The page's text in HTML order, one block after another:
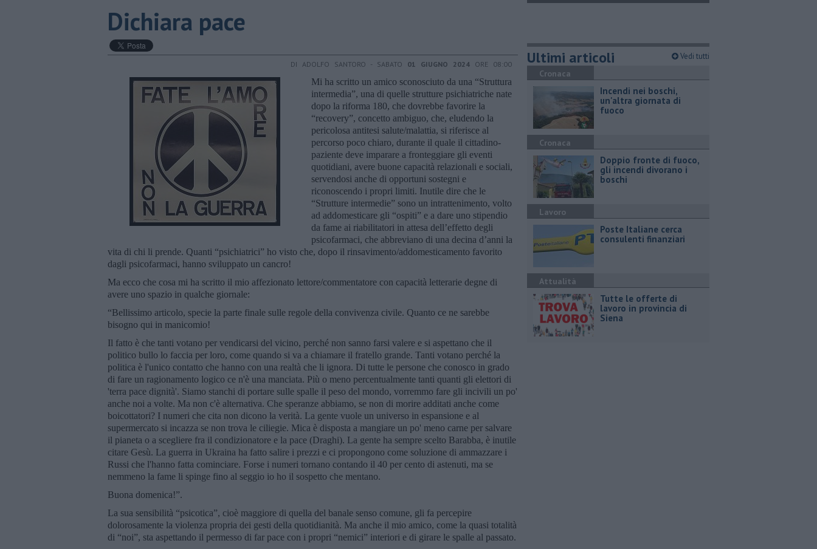
​Dichiara pace
DI ADOLFO SANTORO - SABATO 01 GIUGNO 2024 ORE 08:00
Mi ha scritto un amico sconosciuto da una “Struttura
intermedia”, una di quelle strutture psichiatriche nate
dopo la riforma 180, che dovrebbe favorire la
“recovery”, concetto ambiguo, che, eludendo la
pericolosa antitesi salute/malattia, si riferisce al
percorso poco chiaro, durante il quale il cittadino-
paziente deve imparare a fronteggiare gli eventi
quotidiani, avere buone capacità relazionali e sociali,
servendosi anche di opportuni sostegni e
riconoscendo i propri limiti. Inutile dire che le
“Strutture intermedie” sono un intrattenimento, volto
ad addomesticare gli “ospiti” e a dare uno stipendio
da fame ai riabilitatori in attesa dell’effetto degli
psicofarmaci, che abbreviano di una decina d’anni la
vita di chi li prende. Quanti “psichiatrici” ho visto che, dopo il rinsavimento/addomesticamento favorito
dagli psicofarmaci, hanno sviluppato un cancro!
Ma ecco che cosa mi ha scritto il mio affezionato lettore/commentatore con capacità letterarie degne di
avere uno spazio in qualche giornale:
“Bellissimo articolo, specie la parte finale sulle regole della convivenza civile. Quanto ce ne sarebbe
bisogno qui in manicomio!
Il fatto è che tanti votano per vendicarsi del vicino, perché non sanno farsi valere e si aspettano che il
politico bullo lo faccia per loro, come quando si va a chiamare il fratello grande. Tanti votano perché la
politica è l'unico contatto che hanno con una realtà che li ignora. Di tutte le persone che conosco in grado
di fare un ragionamento logico ce n'è una manciata. Più o meno percentualmente tanti quanti gli elettori di
'terra pace dignità'. Siamo stanchi di portare sulle spalle il peso del mondo, vorremmo fare gli incivili un po'
anche noi a volte. Ma non c'è alternativa. Che speranze abbiamo, se non di morire additati anche come
boicottatori? I numeri che cita non dicono la verità. La gente vuole un universo in espansione e al
supermercato si incazza se non trova le ciliegie. Mica è disposta a mangiare un po' meno carne per salvare
il pianeta o a scegliere fra il condizionatore e la pace (Draghi). La gente ha sempre scelto Barabba, è inutile
citare Gesù. La guerra in Ukraina ha fatto salire i prezzi e ci propongono come soluzione di ammazzare i
Russi che l'hanno fatta cominciare. Forse i numeri tornano contando il 40 per cento di astenuti, ma se
nemmeno la fame li spinge fino al seggio io ho il sospetto che mentano.
Buona domenica!”.
La sua sensibilità “psicotica”, cioè maggiore di quella del banale senso comune, gli fa percepire
dolorosamente la violenza propria dei gesti della quotidianità. Ma anche il mio amico, come la quasi totalità
di “noi”, sta aspettando il permesso di far pace con i propri “nemici” interiori e di girare le spalle al passato.
Ultimi articoli Vedi tutti
Cronaca
Incendi nei boschi,
un'altra giornata di
fuoco
Cronaca
Doppio fronte di fuoco,
gli incendi divorano i
boschi
Lavoro
Poste Italiane cerca
consulenti finanziari
Attualità
​Tutte le offerte di
lavoro in provincia di
Siena